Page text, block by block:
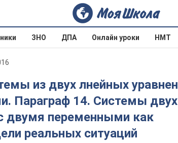
ЗНО ДПА Онлайн уроки НМТ
Параграф 14. Системы двух
двумя переменными как
реальных ситуаций